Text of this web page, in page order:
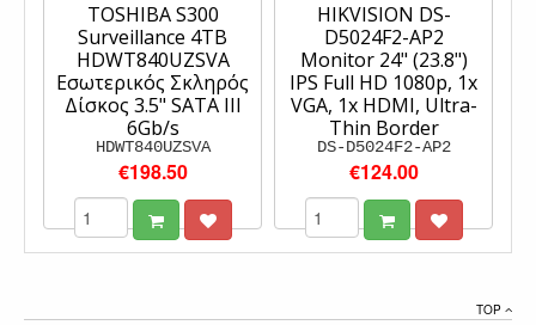
TOSHIBA S300
Surveillance 4TB
HDWT840UZSVA
Εσωτερικός Σκληρός
Δίσκος 3.5" SATA III
6Gb/s
HDWT840UZSVA
€198.50
HIKVISION DS-
D5024F2-AP2
Monitor 24" (23.8")
IPS Full HD 1080p, 1x
VGA, 1x HDMI, Ultra-
Thin Border
DS-D5024F2-AP2
€124.00
TOP